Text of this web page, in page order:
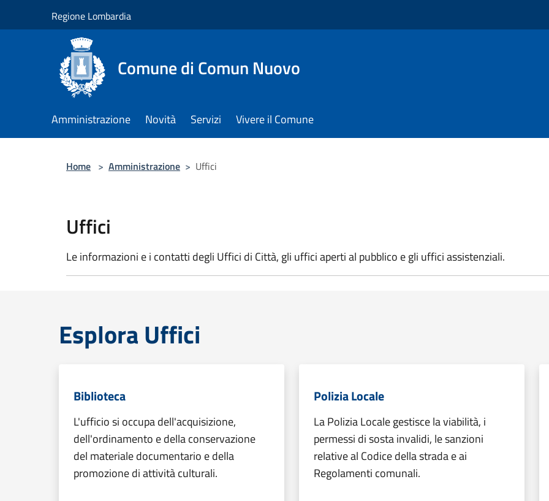
Regione Lombardia
Comune di Comun Nuovo
Amministrazione Novità Servizi Vivere il Comune
Home > Amministrazione > Uffici
Uffici
Le informazioni e i contatti degli Uffici di Città, gli uffici aperti al pubblico e gli uffici assistenziali.
Esplora Uffici
Biblioteca
L'ufficio si occupa dell'acquisizione,
dell'ordinamento e della conservazione
del materiale documentario e della
promozione di attività culturali.
Polizia Locale
La Polizia Locale gestisce la viabilità, i
permessi di sosta invalidi, le sanzioni
relative al Codice della strada e ai
Regolamenti comunali.